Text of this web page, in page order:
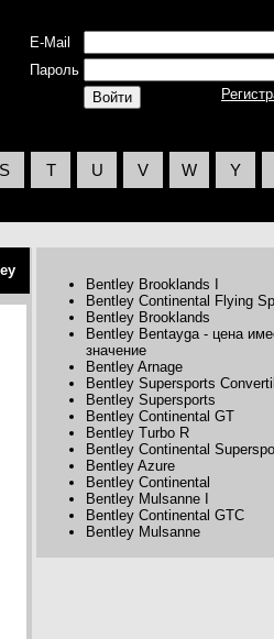
E-Mail
Пароль
S T U V W Y
Bentley Brooklands I
Bentley Continental Flying
Bentley Brooklands
Bentley Bentayga - цена
значение
Bentley Arnage
Bentley Supersports
Bentley Supersports
Bentley Continental GT
Bentley Turbo R
Bentley Continental
Bentley Azure
Bentley Continental
Bentley Mulsanne I
Bentley Continental GTC
Bentley Mulsanne